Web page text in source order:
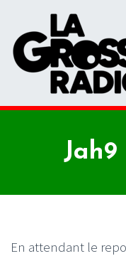
En attendant le